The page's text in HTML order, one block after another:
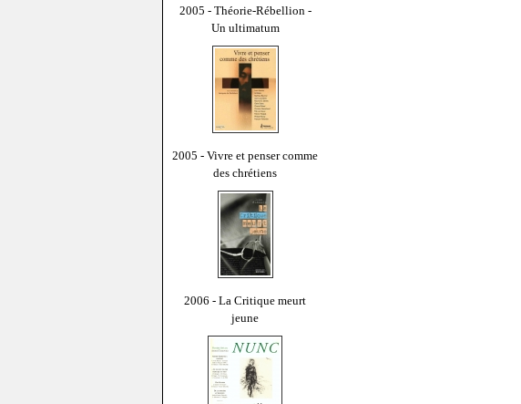
2005 - Théorie-Rébellion -
Un ultimatum
2005 - Vivre et penser comme
des chrétiens
2006 - La Critique meurt
jeune